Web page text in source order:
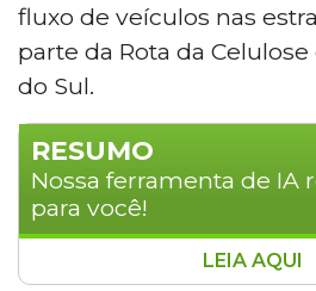
fluxo de veículos nas
parte da Rota da
do Sul.
RESUMO
Nossa ferramenta de IA
para você!
LEIA AQUI